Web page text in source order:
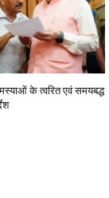
के त्वरित एवं समयबद्ध